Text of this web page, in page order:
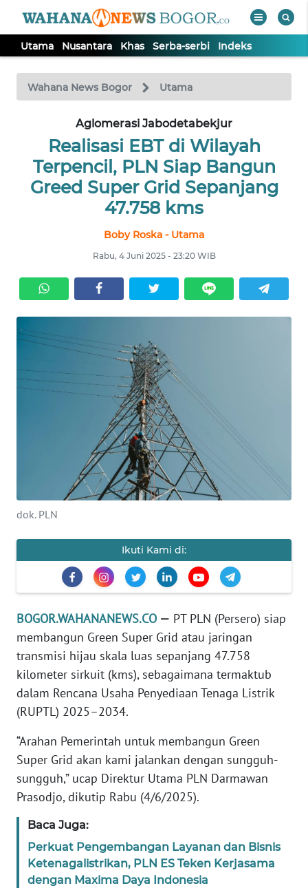
Utama Nusantara Khas Serba-serbi Indeks
Wahana News Bogor Utama
Aglomerasi Jabodetabekjur
Realisasi EBT di Wilayah
Terpencil, PLN Siap Bangun
Greed Super Grid Sepanjang
47.758 kms
Boby Roska - Utama
Rabu, 4 Juni 2025 - 23:20 WIB
dok. PLN
Ikuti Kami di:
BOGOR.WAHANANEWS.CO — PT PLN (Persero) siap
membangun Green Super Grid atau jaringan
transmisi hijau skala luas sepanjang 47.758
kilometer sirkuit (kms), sebagaimana termaktub
dalam Rencana Usaha Penyediaan Tenaga Listrik
(RUPTL) 2025–2034.
“Arahan Pemerintah untuk membangun Green
Super Grid akan kami jalankan dengan sungguh-
sungguh,” ucap Direktur Utama PLN Darmawan
Prasodjo, dikutip Rabu (4/6/2025).
Baca Juga:
Perkuat Pengembangan Layanan dan Bisnis
Ketenagalistrikan, PLN ES Teken Kerjasama
dengan Maxima Daya Indonesia
TV
Tutup
NUSANTARA
Informasi
BERITA
KONTAK
KAMI
MEDIA
REDAKSI
Wahana
News
WN
SUMUT
JAKARTA
WN
JABAR